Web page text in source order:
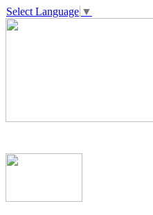
Select Language ▼